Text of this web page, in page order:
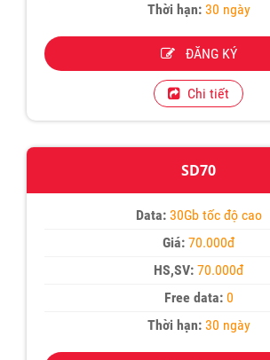
Thời hạn:30 ngày
ĐĂNG KÝ
Chi tiết
SD70
Data: 30Gb tốc độ cao
Giá:70.000đ
HS,SV: 70.000đ
Free data: 0
Thời hạn:30 ngày